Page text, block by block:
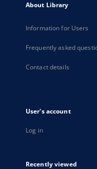
About Library
Information for Users
Frequently asked
Contact details
User's account
Log in
Recently viewed